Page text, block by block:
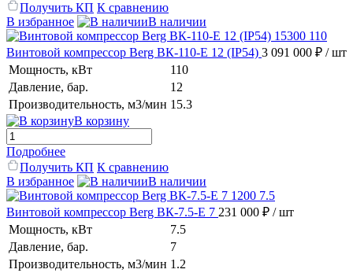
Получить КП К сравнению
В избранное
В наличии
Винтовой компрессор Berg ВК-110-E 12 (IP54) 3 091 000 ₽ / шт
Мощность, кВт
110
Давление, бар.
12
Производительность, м3/мин 15.3
В корзину
Подробнее
Получить КП К сравнению
В избранное
В наличии
Винтовой компрессор Berg ВК-7.5-E 7 231 000 ₽ / шт
Мощность, кВт
7.5
Давление, бар.
7
Производительность, м3/мин 1.2